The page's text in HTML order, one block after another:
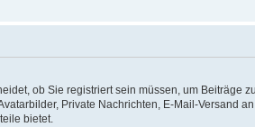
ob Sie registriert sein müssen, um Beiträge
Private Nachrichten, E-Mail-Versand
bietet.